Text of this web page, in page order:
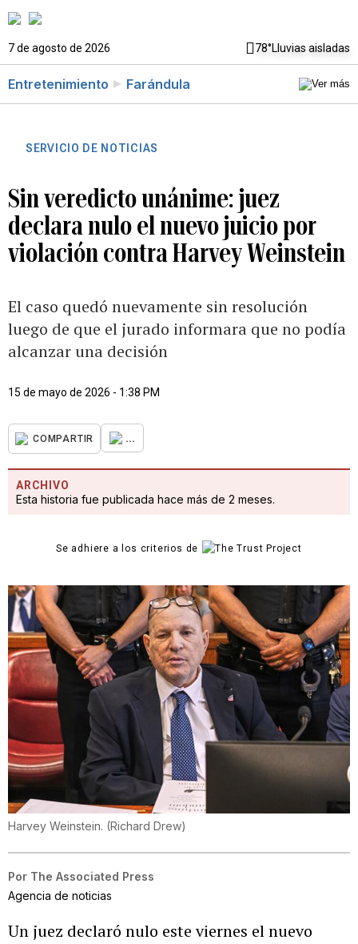
7 de agosto de 2026 78°Lluvias aisladas
Entretenimiento Farándula
SERVICIO DE NOTICIAS
Sin veredicto unánime: juez
declara nulo el nuevo juicio por
violación contra Harvey Weinstein
El caso quedó nuevamente sin resolución
luego de que el jurado informara que no podía
alcanzar una decisión
15 de mayo de 2026 - 1:38 PM
COMPARTIR ...
ARCHIVO
Esta historia fue publicada hace más de 2 meses.
Se adhiere a los criterios de
Harvey Weinstein. (Richard Drew)
Por The Associated Press
Agencia de noticias
Un juez declaró nulo este viernes el nuevo